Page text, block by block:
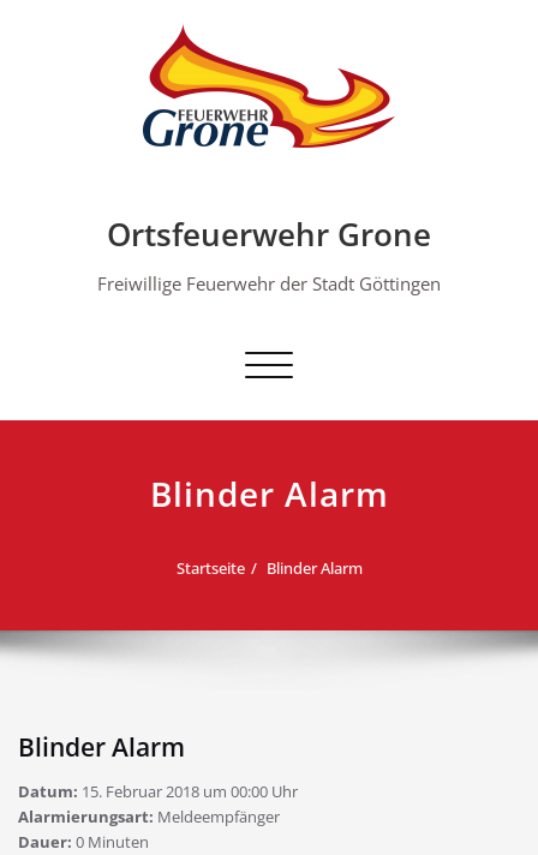
Ortsfeuerwehr Grone
Freiwillige Feuerwehr der Stadt Göttingen
Schalte Navigation
Blinder Alarm
Startseite Blinder Alarm
Blinder Alarm
Datum: 15. Februar 2018 um 00:00 Uhr
Alarmierungsart: Meldeempfänger
Dauer: 0 Minuten